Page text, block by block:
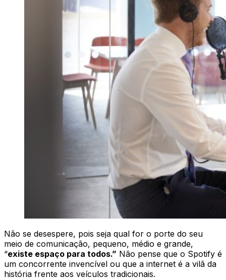
Não se desespere, pois seja qual for o porte do seu
meio de comunicação, pequeno, médio e grande,
“existe espaço para todos.” Não pense que o Spotify é
um concorrente invencível ou que a internet é a vilã da
história frente aos veículos tradicionais.